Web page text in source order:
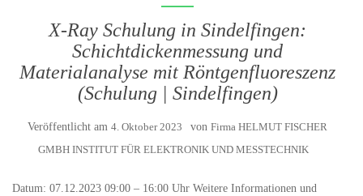
X-Ray Schulung in Sindelfingen:
Schichtdickenmessung und
Materialanalyse mit Röntgenfluoreszenz
(Schulung | Sindelfingen)
Veröffentlicht am 4. Oktober 2023 von Firma HELMUT FISCHER
GMBH INSTITUT FÜR ELEKTRONIK UND MESSTECHNIK
Datum: 07.12.2023 09:00 – 16:00 Uhr Weitere Informationen und